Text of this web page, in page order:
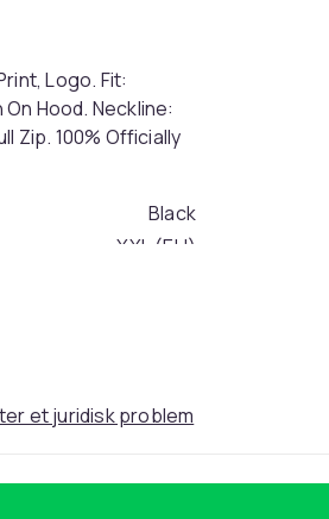
Logo. Fit:
Hood. Neckline:
Zip. 100% Officially
Black
XXL (EU)
et juridisk problem